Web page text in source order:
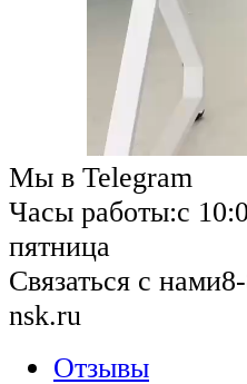
Мы в Telegram
Часы работы:с
пятница
Связаться с нами
nsk.ru
Отзывы